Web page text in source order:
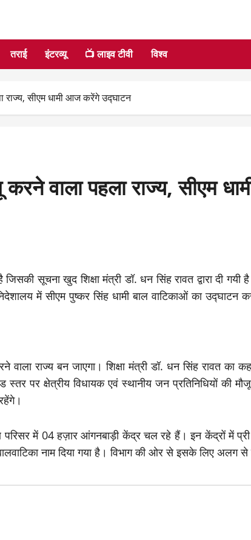
तराई इंटरव्यू 📺 लाइव टीवी विश्व
राज्य, सीएम धामी आज करेंगे उद्घाटन
करने वाला पहला राज्य, सीएम
सूचना खुद शिक्षा मंत्री डॉ. धन सिंह रावत द्वारा दी
निदेशालय में सीएम पुष्कर सिंह धामी बाल वाटिकाओं का
वाला राज्य बन जाएगा। शिक्षा मंत्री डॉ. धन सिंह रावत
पर क्षेत्रीय विधायक एवं स्थानीय जन प्रतिनिधियों की
परिसर में 04 हज़ार आंगनबाड़ी केंद्र चल रहे हैं। इन केंद्रों में
नाम दिया गया है। विभाग की ओर से इसके लिए अलग